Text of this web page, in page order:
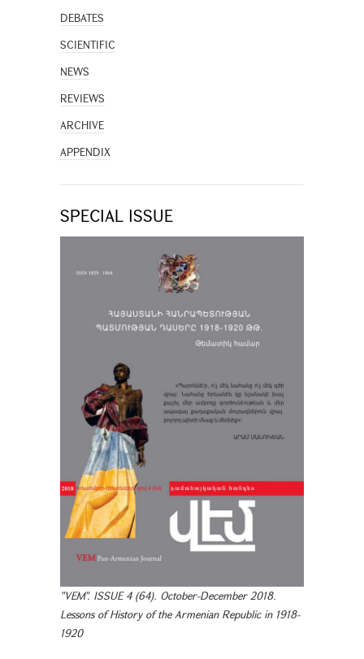
DEBATES
SCIENTIFIC
NEWS
REVIEWS
ARCHIVE
APPENDIX
SPECIAL ISSUE
"VEM". ISSUE 4 (64). October-December 2018.
Lessons of History of the Armenian Republic in 1918-
1920